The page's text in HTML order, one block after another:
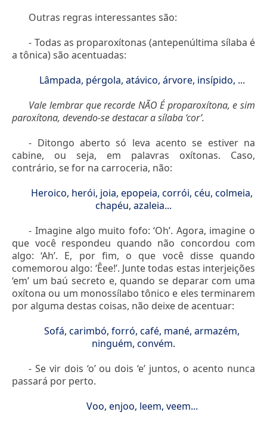
Outras regras interessantes são:
- Todas as proparoxítonas (antepenúltima sílaba é
a tônica) são acentuadas:
Lâmpada, pérgola, atávico, árvore, insípido, ...
Vale lembrar que recorde NÃO É proparoxítona, e sim
paroxítona, devendo-se destacar a sílaba ‘cor’.
- Ditongo aberto só leva acento se estiver na
cabine, ou seja, em palavras oxítonas. Caso,
contrário, se for na carroceria, não:
Heroico, herói, joia, epopeia, corrói, céu, colmeia,
chapéu, azaleia...
- Imagine algo muito fofo: ‘Oh’. Agora, imagine o
que você respondeu quando não concordou com
algo: ‘Ah’. E, por fim, o que você disse quando
comemorou algo: ‘Êee!’. Junte todas estas interjeições
‘em’ um baú secreto e, quando se deparar com uma
oxítona ou um monossílabo tônico e eles terminarem
por alguma destas coisas, não deixe de acentuar:
Sofá, carimbó, forró, café, mané, armazém,
ninguém, convém.
- Se vir dois ‘o’ ou dois ‘e’ juntos, o acento nunca
passará por perto.
Voo, enjoo, leem, veem...